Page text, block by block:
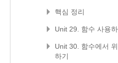
핵심 정리
Unit 29. 함수 사용
Unit 30. 함수에서
하기